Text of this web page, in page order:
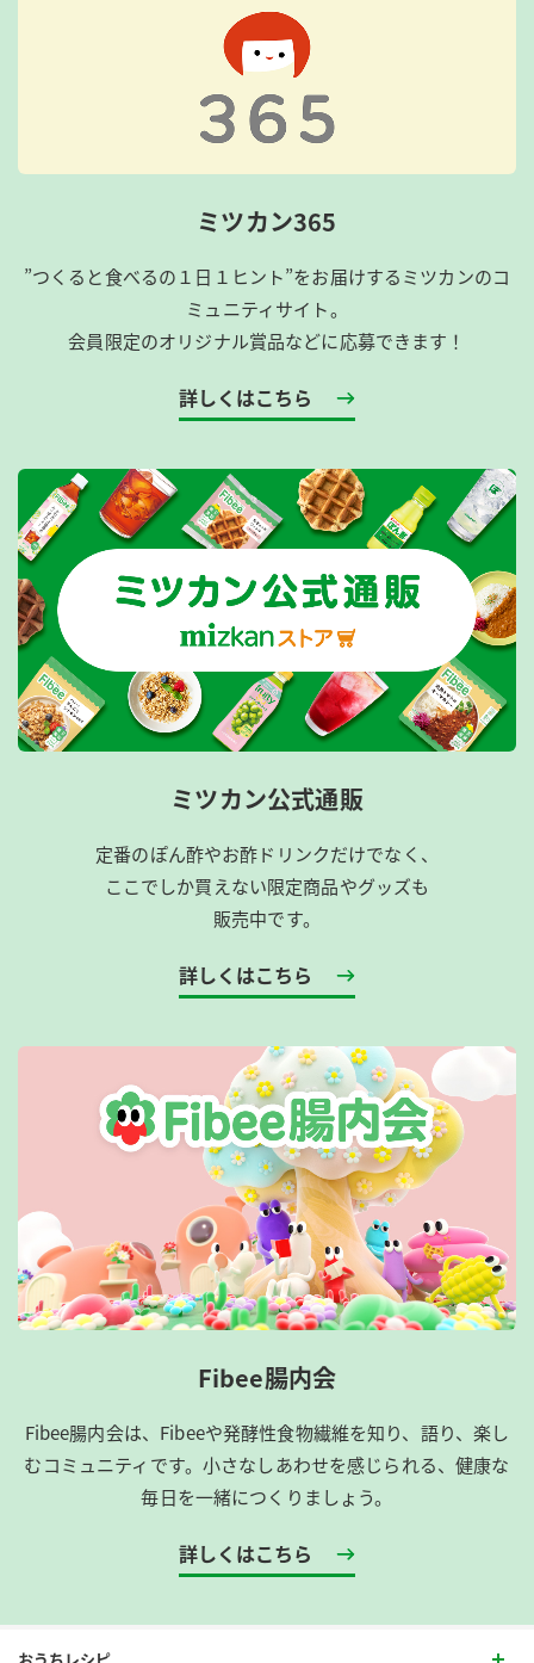
ミツカン365
”つくると食べるの１日１ヒント”をお届けするミツカンのコ
ミュニティサイト。
会員限定のオリジナル賞品などに応募できます！
詳しくはこちら
ミツカン公式通販
定番のぽん酢やお酢ドリンクだけでなく、
ここでしか買えない限定商品やグッズも
販売中です。
詳しくはこちら
Fibee腸内会
Fibee腸内会は、​Fibeeや発酵性食物繊維を知り、語り、楽し
むコミュニティです。​小さなしあわせを感じられる、健康な
毎日を一緒につくりましょう。
詳しくはこちら